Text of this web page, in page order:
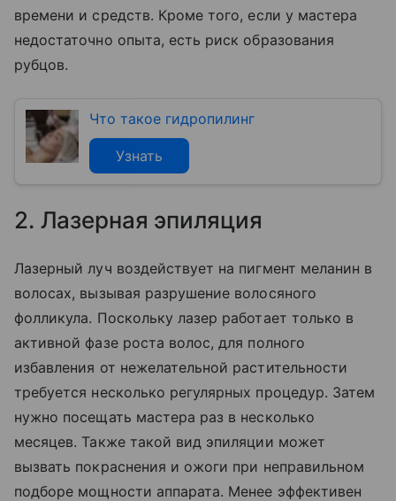
времени и средств. Кроме того, если у мастера
недостаточно опыта, есть риск образования
рубцов.
Что такое гидропилинг
Узнать
2. Лазерная эпиляция
Лазерный луч воздействует на пигмент меланин в
волосах, вызывая разрушение волосяного
фолликула. Поскольку лазер работает только в
активной фазе роста волос, для полного
избавления от нежелательной растительности
требуется несколько регулярных процедур. Затем
нужно посещать мастера раз в несколько
месяцев. Также такой вид эпиляции может
вызвать покраснения и ожоги при неправильном
подборе мощности аппарата. Менее эффективен